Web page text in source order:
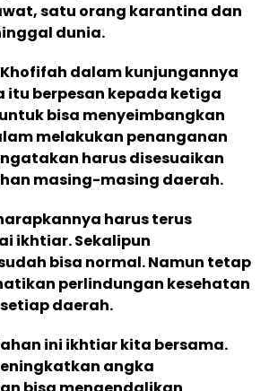
satu orang karantina dan
dunia.
dalam kunjungannya
itu berpesan kepada ketiga
bisa menyeimbangkan
melakukan penanganan
harus disesuaikan
masing-masing daerah.
harus terus
ikhtiar. Sekalipun
bisa normal. Namun tetap
perlindungan kesehatan
daerah.
ini ikhtiar kita bersama.
angka